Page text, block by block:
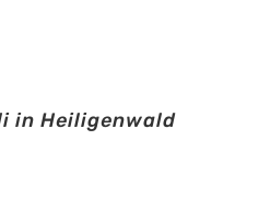
in Heiligenwald